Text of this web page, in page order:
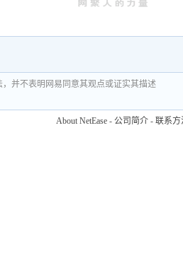
并不表明网易同意其观点或证实其描述
About NetEase - 公司简介 - 联系方